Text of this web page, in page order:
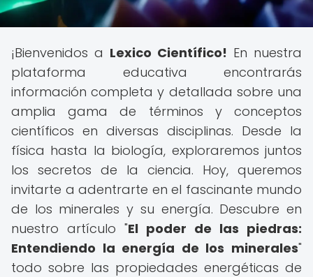
¡Bienvenidos a Lexico Científico! En nuestra
plataforma educativa encontrarás
información completa y detallada sobre una
amplia gama de términos y conceptos
científicos en diversas disciplinas. Desde la
física hasta la biología, exploraremos juntos
los secretos de la ciencia. Hoy, queremos
invitarte a adentrarte en el fascinante mundo
de los minerales y su energía. Descubre en
nuestro artículo "El poder de las piedras:
Entendiendo la energía de los minerales"
todo sobre las propiedades energéticas de